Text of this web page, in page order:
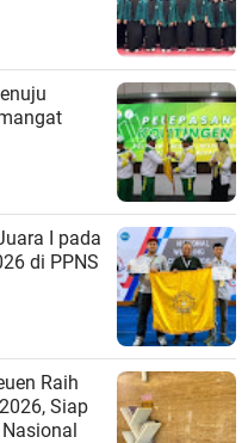
I pada
di PPNS
Raih
Siap